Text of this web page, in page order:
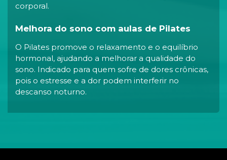
corporal.
Melhora do sono com aulas de Pilates
O Pilates promove o relaxamento e o equilíbrio
hormonal, ajudando a melhorar a qualidade do
sono. Indicado para quem sofre de dores crônicas,
pois o estresse e a dor podem interferir no
descanso noturno.